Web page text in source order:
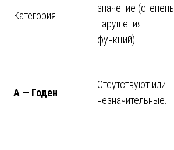
Категория
значение (степень
нарушения
функций)
А — Годен
Отсутствуют или
незначительные.